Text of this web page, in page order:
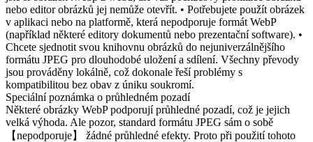
nebo editor obrázků jej nemůže otevřít. • Potřebujete použít obrázek
v aplikaci nebo na platformě, která nepodporuje formát WebP
(například některé editory dokumentů nebo prezentační software). •
Chcete sjednotit svou knihovnu obrázků do nejuniverzálnějšího
formátu JPEG pro dlouhodobé uložení a sdílení. Všechny převody
jsou prováděny lokálně, což dokonale řeší problémy s
kompatibilitou bez obav z úniku soukromí.
Speciální poznámka o průhledném pozadí
Některé obrázky WebP podporují průhledné pozadí, což je jejich
velká výhoda. Ale pozor, standard formátu JPEG sám o sobě
【nepodporuje】 žádné průhledné efekty. Proto při použití tohoto